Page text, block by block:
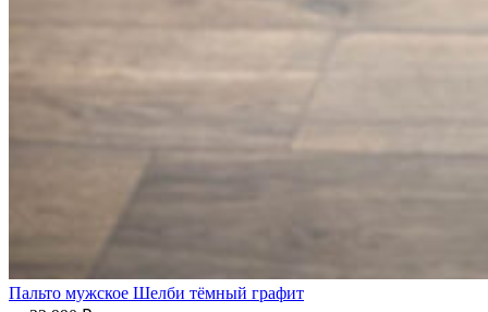
Пальто мужское Шелби тёмный графит